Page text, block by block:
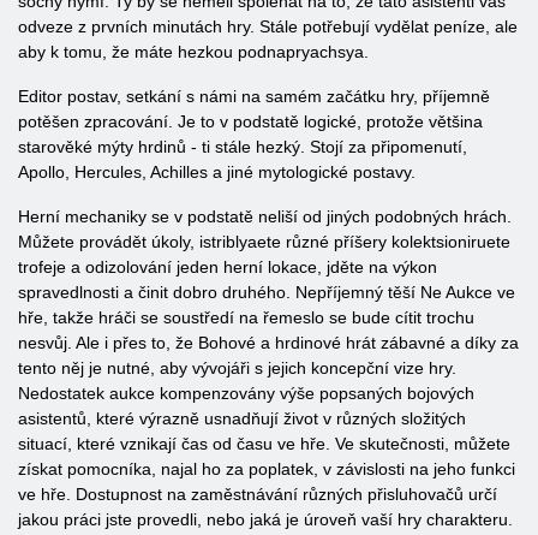
odveze z prvních minutách hry. Stále potřebují vydělat peníze, ale
aby k tomu, že máte hezkou podnapryachsya.
Editor postav, setkání s námi na samém začátku hry, příjemně
potěšen zpracování. Je to v podstatě logické, protože většina
starověké mýty hrdinů - ti stále hezký. Stojí za připomenutí,
Apollo, Hercules, Achilles a jiné mytologické postavy.
Herní mechaniky se v podstatě neliší od jiných podobných hrách.
Můžete provádět úkoly, istriblyaete různé příšery kolektsioniruete
trofeje a odizolování jeden herní lokace, jděte na výkon
spravedlnosti a činit dobro druhého. Nepříjemný těší Ne Aukce ve
hře, takže hráči se soustředí na řemeslo se bude cítit trochu
nesvůj. Ale i přes to, že Bohové a hrdinové hrát zábavné a díky za
tento něj je nutné, aby vývojáři s jejich koncepční vize hry.
Nedostatek aukce kompenzovány výše popsaných bojových
asistentů, které výrazně usnadňují život v různých složitých
situací, které vznikají čas od času ve hře. Ve skutečnosti, můžete
získat pomocníka, najal ho za poplatek, v závislosti na jeho funkci
ve hře. Dostupnost na zaměstnávání různých přisluhovačů určí
jakou práci jste provedli, nebo jaká je úroveň vaší hry charakteru.